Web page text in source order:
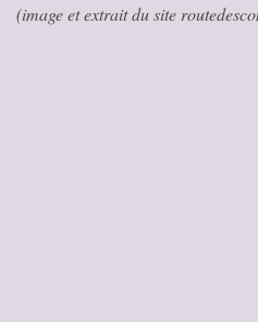
(image et extrait du site